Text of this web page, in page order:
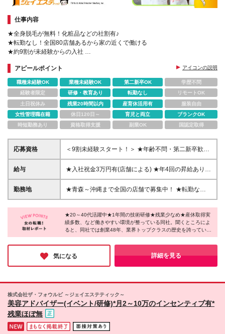
仕事内容
★全身脱毛が無料！化粧品などの社割有♪
★転勤なし！全国80店舗あるから家の近くで働ける
★約9割が未経験からの入社
アピールポイント
アイコンの説明
職種未経験OK 業種未経験OK 第二新卒OK
学歴不問
経験者限定
研修・教育あり 転勤なし
リモートOK
土日祝休み
残業20時間以内 産育休活用有
服装自由
女性管理職在籍
休日120日～ 育児と両立
ブランクOK
時短勤務あり
資格取得支援 副業OK 国認定取得
応募資格
＜9割未経験スタート！＞ ★年齢不問・第二新卒歓
迎！ ★40～50代の採用実績あり♪セカンドキャリアも
応援！ ＜必須条件＞ ◆高卒以上の方 ＼こんな方は歓
もらうことがしたい ◎コミュニケーションスキルを
活かしたい ◎スキルやキャリアを高めたい ◎いつま
給与
★入社祝金3万円有(店舗による) ★年4回の昇給あり
【東京,神奈川】月給22.55万円～30.85万円 【大阪】
月給21.75万円～30.05万円 【埼玉,千葉,愛知（金山）,
万円～29万円 【静岡】月給20.45万円～28.75万円
【栃木】月給19.95万円～28.25万円 【群馬,岐阜】月
給19.9万円～28.2万円 【富山】月給19.85万円～
円～28万円 【大分】月給19.45万円～27.75万円 【山
形,福島】月給19.4万円～27.7万円 【青森,岩手,秋田,
という方は(年休120日/月給18万円～26万5000円)の
コースもあります。※詳しくは面接時にご相談くださ
2～5万円以上)+賞与年2回 ※経験等を考慮の上、決定
※上記金額には固定残業代(1.5万円～5.2万円・9～31
勤務地
★青森～沖縄まで全国の店舗で募集中！ ★転勤なし
★天神店は4月24日に移転リニューアルオープン！ ■
青森(青森、八戸、弘前) ■岩手(盛岡、北上) ■秋田(秋
田) ■宮城(古川、利府) ■山形(イオン米沢、三川) ■福島
(福島南、会津、いわき) ■茨城(つくば、下館、古河、
ひたちなか、水戸、日立) ■栃木(イトーヨーカドー宇
都宮、アピタ宇都宮、インターパーク宇都宮、大田
原、小山、足利、佐野) ■群馬(前橋) ■埼玉(大宮西、所
亀田) ■富山(富山) ■石川(金沢、小松) ■岐阜（岐阜） ■
静岡(静岡、浜松、藤枝) ■愛知(豊橋、金山) ■京都(西
鳥取（鳥取） ■広島（広島本通り） ■福岡(天神、小
★20～40代活躍中★1年間の技術研修★残業少なめ★産休取得実
績多数、など働きやすい環境が整っている同社。聞くところによ
ると、同社では創業48年、業界トップクラスの歴史を誇っている
のだとか。この環境であれば安心して働けそうですよね。産育休
の取得実績も全国で多数あり、ライフイベントを経ても長く働き
たい方にもピッタリの企業様です！
気になる 詳細を見る
株式会社ザ・フォウルビ ～ジェイエステティック～
美容アドバイザー(イベント/研修)*月2～10万のインセンティブ有*
残業ほぼ無